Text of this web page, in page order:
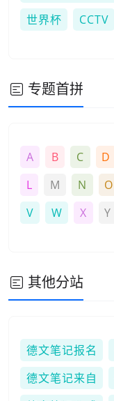
世界杯
CCTV
专题首拼
A B C D
L
M N O
V
W X Y
其他分站
德文笔记报名
德文笔记来自